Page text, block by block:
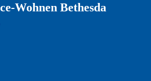
Wohnen Bethesda